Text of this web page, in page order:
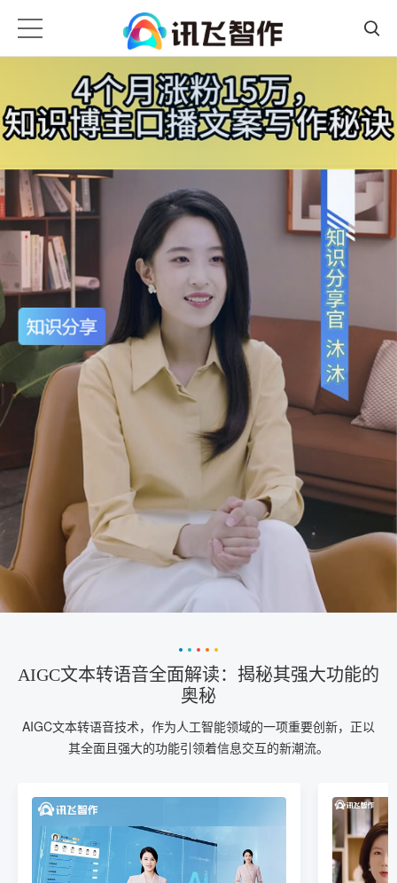
AIGC文本转语音全面解读：揭秘其强大功能的
奥秘
AIGC文本转语音技术，作为人工智能领域的一项重要创新，正以
其全面且强大的功能引领着信息交互的新潮流。